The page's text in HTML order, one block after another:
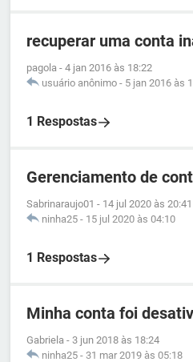
recuperar uma conta
pagola - 4 jan 2016 às 18:22
usuário anônimo - 5 jan 2016 às
1 Respostas
Gerenciamento de
Sabrinaraujo01 - 14 jul 2020 às 20:41
ninha25 - 15 jul 2020 às 04:10
1 Respostas
Minha conta foi
Gabriela - 3 jun 2018 às 18:24
ninha25 - 31 mar 2019 às 05:18